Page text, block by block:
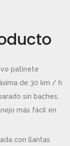
patinete
de 30 km / h
sin baches,
más fácil en
con llantas